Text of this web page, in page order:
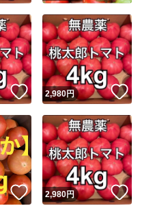
いいね！
2,980円 いいね！
いいね！
2,980円 いいね！